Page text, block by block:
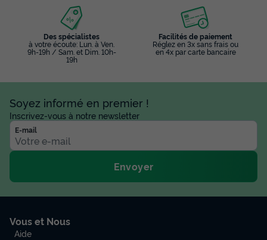
Des spécialistes
à votre écoute: Lun. à Ven.
9h-19h / Sam. et Dim. 10h-
19h
Facilités de paiement
Réglez en 3x sans frais ou
en 4x par carte bancaire
Soyez informé en premier !
Inscrivez-vous à notre newsletter
E-mail
Envoyer
Vous et Nous
Aide